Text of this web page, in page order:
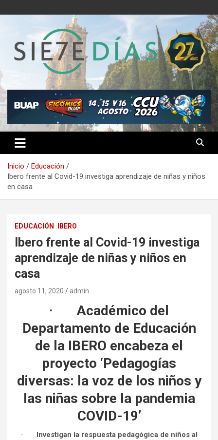
al
Semanario 7 Días
Inicio
Educación
Ibero frente al Covid-19 investiga aprendizaje de niñas y niños
en casa
EDUCACIÓN IBERO
Ibero frente al Covid-19 investiga
aprendizaje de niñas y niños en
casa
agosto 11, 2020 admin
· Académico del
Departamento de Educación
de la IBERO encabeza el
proyecto ‘Pedagogías
diversas: la voz de los niños y
las niñas sobre la pandemia
COVID-19’
· Investigan la respuesta pedagógica de niños al